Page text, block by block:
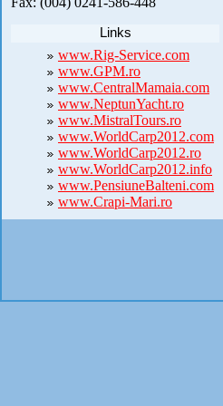
Links
www.Rig-Service.com
www.GPM.ro
www.CentralMamaia.com
www.NeptunYacht.ro
www.MistralTours.ro
www.WorldCarp2012.com
www.WorldCarp2012.ro
www.WorldCarp2012.info
www.PensiuneBalteni.com
www.Crapi-Mari.ro